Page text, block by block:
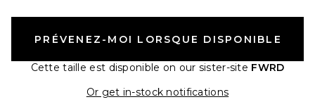
PRÉVENEZ-MOI LORSQUE DISPONIBLE
Cette taille est disponible on our sister-site FWRD
Or get in-stock notificationsOpens in a